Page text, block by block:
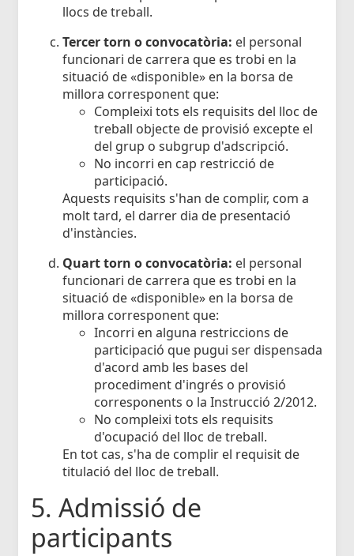
llocs de treball.
Tercer torn o convocatòria: el personal
funcionari de carrera que es trobi en la
situació de «disponible» en la borsa de
millora corresponent que:
Compleixi tots els requisits del lloc de
treball objecte de provisió excepte el
del grup o subgrup d'adscripció.
No incorri en cap restricció de
participació.
Aquests requisits s'han de complir, com a
molt tard, el darrer dia de presentació
d'instàncies.
Quart torn o convocatòria: el personal
funcionari de carrera que es trobi en la
situació de «disponible» en la borsa de
millora corresponent que:
Incorri en alguna restriccions de
participació que pugui ser dispensada
d'acord amb les bases del
procediment d'ingrés o provisió
corresponents o la Instrucció 2/2012.
No compleixi tots els requisits
d'ocupació del lloc de treball.
En tot cas, s'ha de complir el requisit de
titulació del lloc de treball.
5. Admissió de
participants